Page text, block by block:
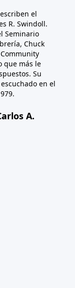
el
R. Swindoll.
Seminario
Chuck
que más le
Su
en el
A.